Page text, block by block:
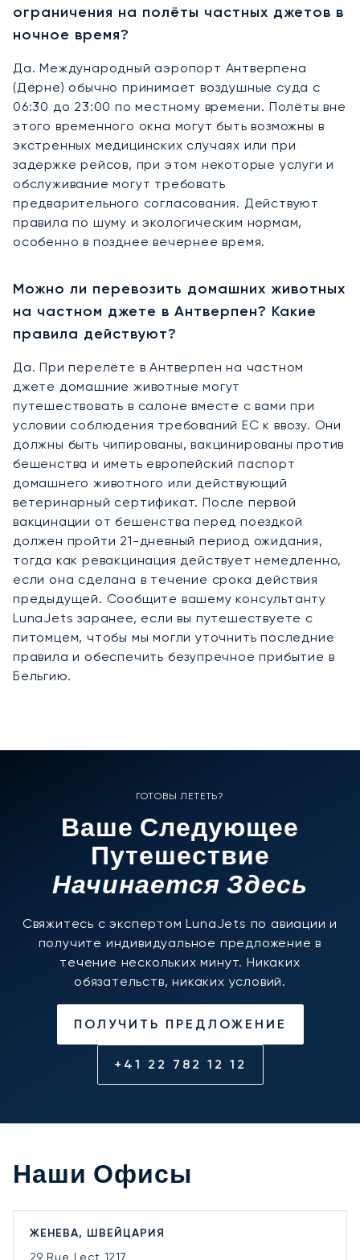
ограничения на полёты частных джетов в
ночное время?
Да. Международный аэропорт Антверпена
(Дёрне) обычно принимает воздушные суда с
06:30 до 23:00 по местному времени. Полёты вне
этого временного окна могут быть возможны в
экстренных медицинских случаях или при
задержке рейсов, при этом некоторые услуги и
обслуживание могут требовать
предварительного согласования. Действуют
правила по шуму и экологическим нормам,
особенно в позднее вечернее время.
Можно ли перевозить домашних животных
на частном джете в Антверпен? Какие
правила действуют?
Да. При перелёте в Антверпен на частном
джете домашние животные могут
путешествовать в салоне вместе с вами при
условии соблюдения требований ЕС к ввозу. Они
должны быть чипированы, вакцинированы против
бешенства и иметь европейский паспорт
домашнего животного или действующий
ветеринарный сертификат. После первой
вакцинации от бешенства перед поездкой
должен пройти 21-дневный период ожидания,
тогда как ревакцинация действует немедленно,
если она сделана в течение срока действия
предыдущей. Сообщите вашему консультанту
LunaJets заранее, если вы путешествуете с
питомцем, чтобы мы могли уточнить последние
правила и обеспечить безупречное прибытие в
Бельгию.
ГОТОВЫ ЛЕТЕТЬ?
Ваше Следующее
Путешествие
Начинается Здесь
Свяжитесь с экспертом LunaJets по авиации и
получите индивидуальное предложение в
течение нескольких минут. Никаких
обязательств, никаких условий.
ПОЛУЧИТЬ ПРЕДЛОЖЕНИЕ
+41 22 782 12 12
Наши Офисы
ЖЕНЕВА, ШВЕЙЦАРИЯ
29 Rue Lect 1217